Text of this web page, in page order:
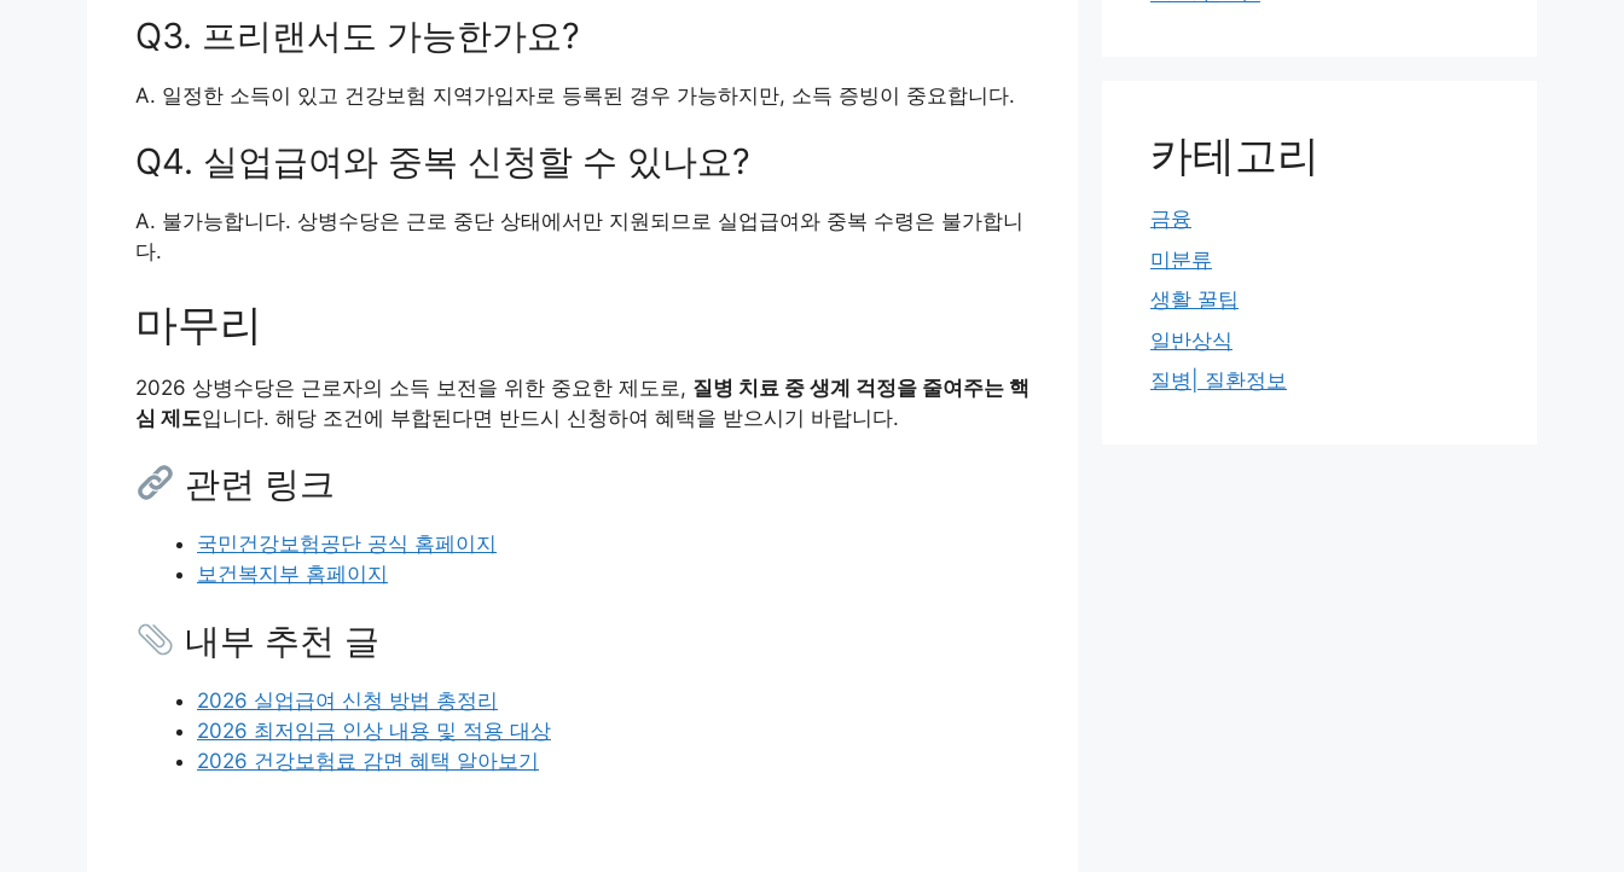
Q3. 프리랜서도 가능한가요?
A. 일정한 소득이 있고 건강보험 지역가입자로 등록된 경우 가능하지만, 소득 증빙이 중요합니다.
Q4. 실업급여와 중복 신청할 수 있나요?
A. 불가능합니다. 상병수당은 근로 중단 상태에서만 지원되므로 실업급여와 중복 수령은 불가합니
다.
마무리
2026 상병수당은 근로자의 소득 보전을 위한 중요한 제도로, 질병 치료 중 생계 걱정을 줄여주는 핵
심 제도입니다. 해당 조건에 부합된다면 반드시 신청하여 혜택을 받으시기 바랍니다.
관련 링크
국민건강보험공단 공식 홈페이지
보건복지부 홈페이지
내부 추천 글
2026 실업급여 신청 방법 총정리
2026 최저임금 인상 내용 및 적용 대상
2026 건강보험료 감면 혜택 알아보기
카테고리
금융
미분류
생활 꿀팁
일반상식
질병| 질환정보